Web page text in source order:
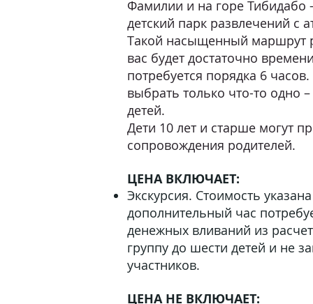
Фамилии и на горе Тибидабо
детский парк развлечений с
Такой насыщенный маршрут
вас будет достаточно
потребуется порядка 6
выбрать только что-то одно
детей.
Дети 10 лет и старше могут
сопровождения родителей.
ЦЕНА ВКЛЮЧАЕТ:
Экскурсия. Стоимость
дополнительный час
денежных вливаний из
группу до шести детей и не
участников.
ЦЕНА НЕ ВКЛЮЧАЕТ: